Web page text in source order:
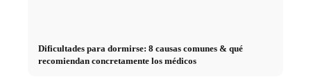
Dificultades para dormirse: 8 causas comunes & qué
recomiendan concretamente los médicos